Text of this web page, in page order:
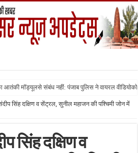
आतंकी मॉड्यूलसे संबंध नहीं: पंजाब पुलिस ने वायरल वीडियोको
सिंह दक्षिण व सेंट्रल, सुनील महाजन की पश्चिमी जोन में
सिंह दक्षिण व